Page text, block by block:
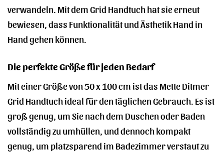
verwandeln. Mit dem Grid Handtuch hat sie erneut
bewiesen, dass Funktionalität und Ästhetik Hand in
Hand gehen können.
Die perfekte Größe für jeden Bedarf
Mit einer Größe von 50 x 100 cm ist das Mette Ditmer
Grid Handtuch ideal für den täglichen Gebrauch. Es ist
groß genug, um Sie nach dem Duschen oder Baden
vollständig zu umhüllen, und dennoch kompakt
genug, um platzsparend im Badezimmer verstaut zu